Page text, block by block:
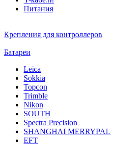
Питания
Крепления для контроллеров
Батареи
Leica
Sokkia
Topcon
Trimble
Nikon
SOUTH
Spectra Precision
SHANGHAI MERRYPAL
EFT